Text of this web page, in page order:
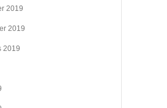
2019
2019
2019